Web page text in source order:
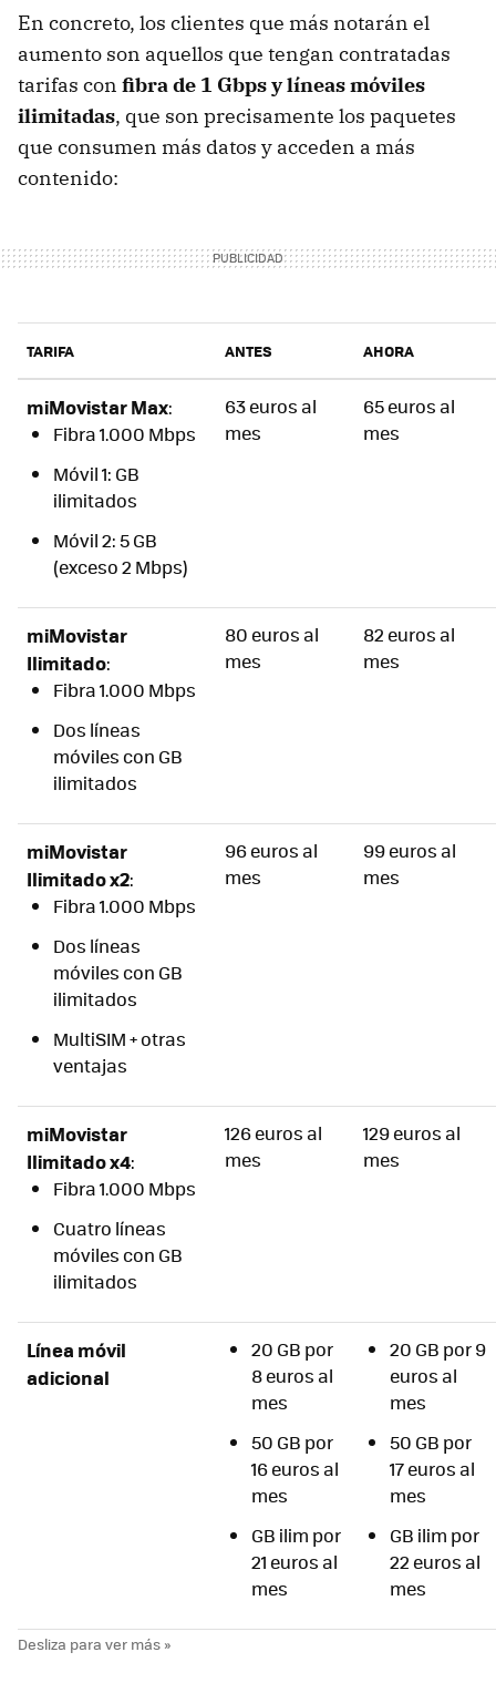
En concreto, los clientes que más notarán el
aumento son aquellos que tengan contratadas
tarifas con fibra de 1 Gbpsylíneas móviles
ilimitadas, que son precisamente los paquetes
que consumen más datos y acceden a más
contenido:
TARIFA ANTES AHORA
miMovistar Max:
Fibra 1.000 Mbps
Móvil 1: GB
ilimitados
Móvil 2: 5 GB
(exceso 2 Mbps)
63 euros al
mes
65 euros al
mes
miMovistar
Ilimitado:
Fibra 1.000 Mbps
Dos líneas
móviles con GB
ilimitados
80 euros al
mes
82 euros al
mes
miMovistar
Ilimitado x2:
Fibra 1.000 Mbps
Dos líneas
móviles con GB
ilimitados
MultiSIM + otras
ventajas
96 euros al
mes
99 euros al
mes
miMovistar
Ilimitado x4:
Fibra 1.000 Mbps
Cuatro líneas
móviles con GB
ilimitados
126 euros al
mes
129 euros al
mes
Línea móvil
adicional
20 GB por
8 euros al
mes
50 GB por
16 euros al
mes
GB ilim por
21 euros al
mes
20 GB por 9
euros al
mes
50 GB por
17 euros al
mes
GB ilim por
22 euros al
mes